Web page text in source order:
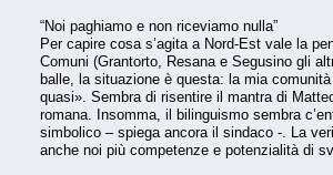
“Noi paghiamo e non riceviamo nulla”
Per capire cosa s’agita a Nord-Est vale la
Comuni (Grantorto, Resana e Segusino gli
balle, la situazione è questa: la mia
quasi». Sembra di risentire il mantra di
romana. Insomma, il bilinguismo sembra
simbolico – spiega ancora il sindaco -. La
anche noi più competenze e potenzialità di